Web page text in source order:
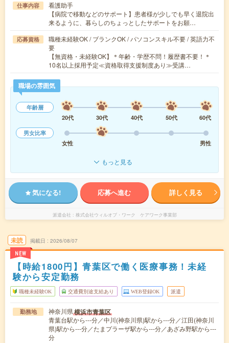
仕事内容
看護助手
【病院で移動などのサポート】患者様が少しでも早く退院出
来るように、暮らしのちょっとしたサポートをお願…
応募資格
職種未経験OK / ブランクOK / パソコンスキル不要 / 英語力不
要
【無資格・未経験OK】＊年齢・学歴不問！履歴書不要！＊
10名以上採用予定≪資格取得支援制度あり≫受講…
職場の雰囲気
年齢層
20代
30代 40代 50代
60代
男女比率
女性
男性
もっと見る
気になる! 応募へ進む 詳しく見る
派遣会社 株式会社ウィルオブ・ワーク ケアワーク事業部
未読
NEW
掲載日 2026/08/07
【時給1800円】青葉区で働く医療事務！未経
験から安定勤務
職種未経験OK 交通費別途支給あり WEB登録OK 派遣
勤務地 神奈川県横浜市青葉区
青葉台駅から---分／中川(神奈川県)駅から---分／江田(神奈川
県)駅から---分／たまプラーザ駅から---分／あざみ野駅から---
分